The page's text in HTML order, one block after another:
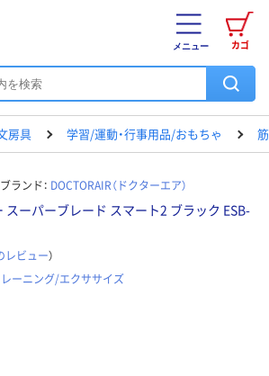
カゴ
メニュー
房具 学習/運動・行事用品/おもちゃ
ブランド： DOCTORAIR（ドクターエア）
スーパーブレード スマート2 ブラック ESB-
レビュー）
ーニング/エクササイズ